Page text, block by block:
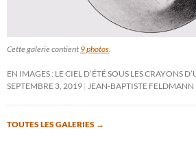
Cette galerie contient 9 photos.
EN IMAGES : LE CIEL D’ÉTÉ SOUS LES CRAYONS
SEPTEMBRE 3, 2019 JEAN-BAPTISTE FELDMANN
TOUTES LES GALERIES →